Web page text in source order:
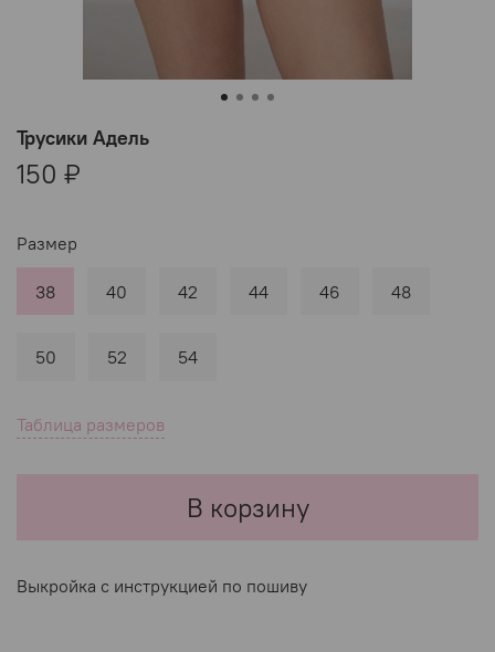
Трусики Адель
150 ₽
Таблица размеров
В корзину
Размер
38 40 42 44 46 48
50 52 54
Выкройка с инструкцией по пошиву